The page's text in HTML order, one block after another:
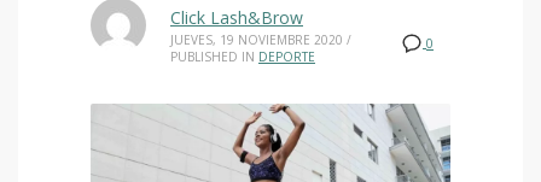
0
Click Lash&Brow
JUEVES, 19 NOVIEMBRE 2020 /
PUBLISHED IN DEPORTE